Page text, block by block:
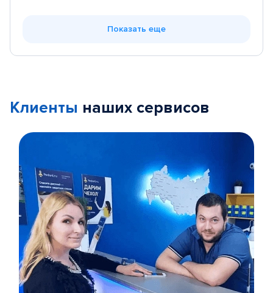
Показать еще
Клиенты наших сервисов